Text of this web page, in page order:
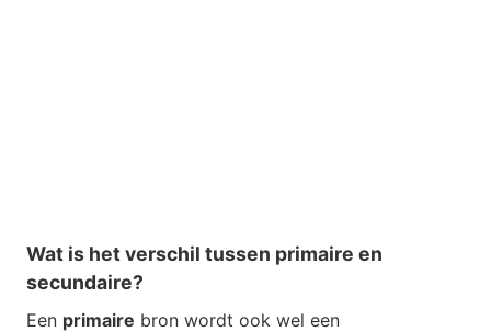
Wat is het verschil tussen primaire en
secundaire?
Een primaire bron wordt ook wel een